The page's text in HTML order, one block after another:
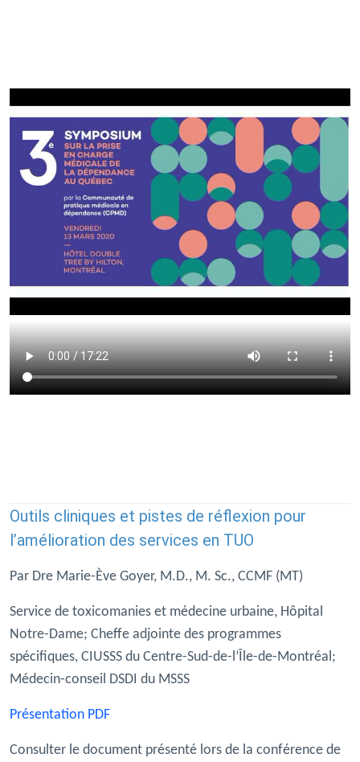
Outils cliniques et pistes de réflexion pour
l’amélioration des services en TUO
Par Dre Marie-Ève Goyer, M.D., M. Sc., CCMF (MT)
Service de toxicomanies et médecine urbaine, Hôpital
Notre-Dame; Cheffe adjointe des programmes
spécifiques, CIUSSS du Centre-Sud-de-l’Île-de-Montréal;
Médecin-conseil DSDI du MSSS
Présentation PDF
Consulter le document présenté lors de la conférence de